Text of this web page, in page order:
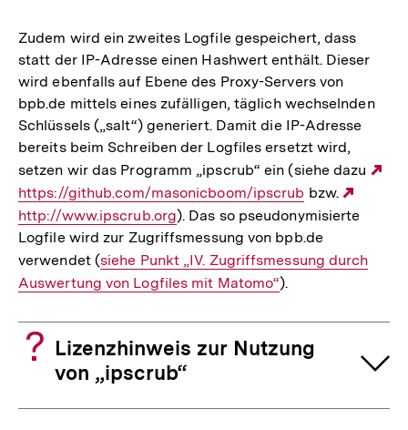
Zudem wird ein zweites Logfile gespeichert, dass
statt der IP-Adresse einen Hashwert enthält. Dieser
wird ebenfalls auf Ebene des Proxy-Servers von
bpb.de mittels eines zufälligen, täglich wechselnden
Schlüssels („salt“) generiert. Damit die IP-Adresse
bereits beim Schreiben der Logfiles ersetzt wird,
setzen wir das Programm „ipscrub“ ein (siehe dazu
https://github.com/masonicboom/ipscrub bzw.
http://www.ipscrub.org). Das so pseudonymisierte
Logfile wird zur Zugriffsmessung von bpb.de
verwendet (Interner
Link:
siehe Punkt „IV. Zugriffsmessung durch
Auswertung von Logfiles mit Matomo“).
Lizenzhinweis zur Nutzung
von „ipscrub“